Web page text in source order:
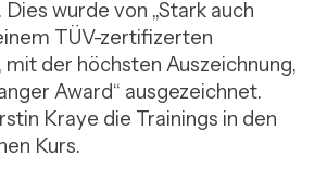
wurde von „Stark auch
TÜV-zertifizerten
mit der höchsten Auszeichnung,
Award“ ausgezeichnet.
Kraye die Trainings in den
Kurs.